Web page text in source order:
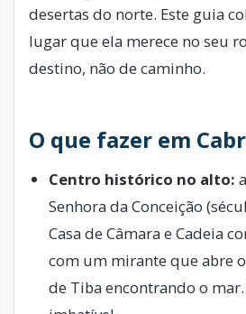
desertas do norte. Este guia
lugar que ela merece no seu
destino, não de caminho.
O que fazer em
Centro histórico no alto:
Senhora da Conceição
Casa de Câmara e Cadeia
com um mirante que abre
de Tiba encontrando o